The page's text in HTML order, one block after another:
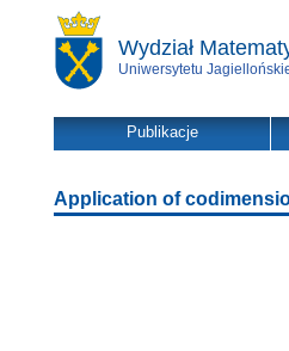
Wydział
Uniwersytetu
Publikacje
Application of